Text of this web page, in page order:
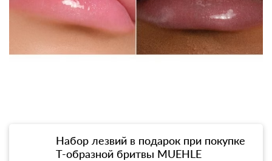
Набор лезвий в подарок при покупке
Т-образной бритвы MUEHLE